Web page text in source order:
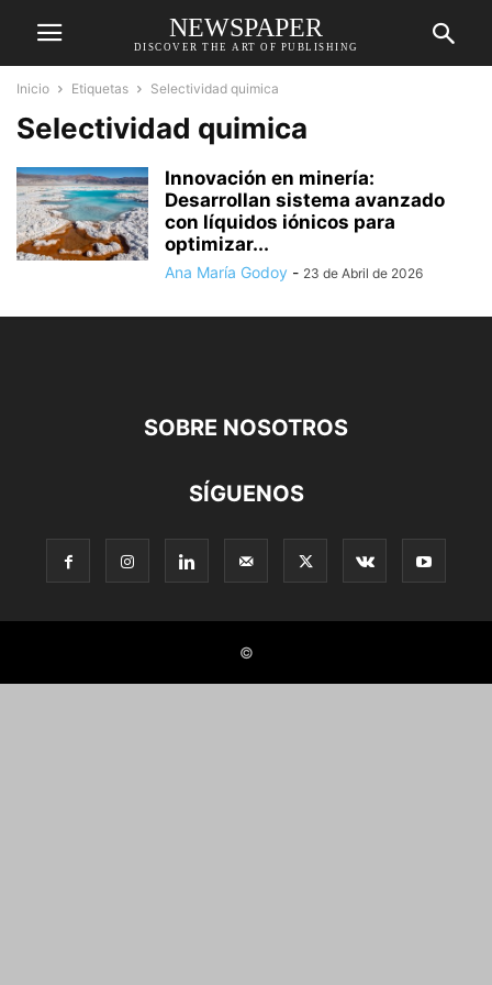
NEWSPAPER
DISCOVER THE ART OF PUBLISHING
Inicio Etiquetas Selectividad quimica
Selectividad quimica
Innovación en minería:
Desarrollan sistema avanzado
con líquidos iónicos para
optimizar...
Ana María Godoy - 23 de Abril de 2026
SOBRE NOSOTROS
SÍGUENOS
©